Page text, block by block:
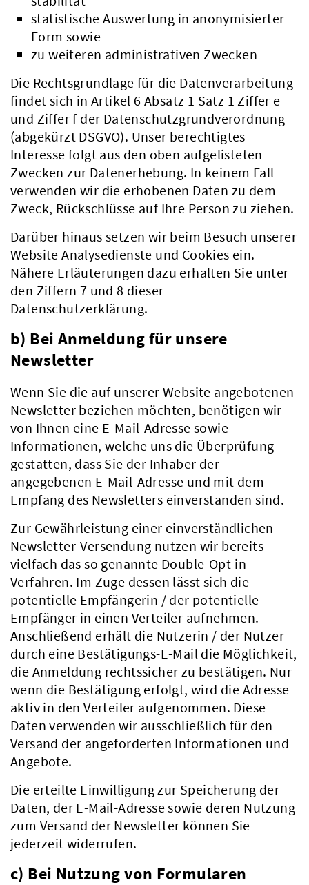
Aktuelles
statistische Auswertung in anonymisierter
Form sowie
zu weiteren administrativen Zwecken
Die Rechtsgrundlage für die Datenverarbeitung
findet sich in Artikel 6 Absatz 1 Satz 1 Ziffer e
und Ziffer f der Datenschutzgrundverordnung
(abgekürzt DSGVO). Unser berechtigtes
Interesse folgt aus den oben aufgelisteten
Zwecken zur Datenerhebung. In keinem Fall
verwenden wir die erhobenen Daten zu dem
Zweck, Rückschlüsse auf Ihre Person zu ziehen.
Darüber hinaus setzen wir beim Besuch unserer
Website Analysedienste und Cookies ein.
Nähere Erläuterungen dazu erhalten Sie unter
den Ziffern 7 und 8 dieser
Datenschutzerklärung.
b) Bei Anmeldung für unsere
Newsletter
Wenn Sie die auf unserer Website angebotenen
Newsletter beziehen möchten, benötigen wir
von Ihnen eine E-Mail-Adresse sowie
Informationen, welche uns die Überprüfung
gestatten, dass Sie der Inhaber der
angegebenen E-Mail-Adresse und mit dem
Empfang des Newsletters einverstanden sind.
Zur Gewährleistung einer einverständlichen
Newsletter-Versendung nutzen wir bereits
vielfach das so genannte Double-Opt-in-
Verfahren. Im Zuge dessen lässt sich die
potentielle Empfängerin / der potentielle
Empfänger in einen Verteiler aufnehmen.
Anschließend erhält die Nutzerin / der Nutzer
durch eine Bestätigungs-E-Mail die Möglichkeit,
die Anmeldung rechtssicher zu bestätigen. Nur
wenn die Bestätigung erfolgt, wird die Adresse
aktiv in den Verteiler aufgenommen. Diese
Daten verwenden wir ausschließlich für den
Versand der angeforderten Informationen und
Angebote.
Die erteilte Einwilligung zur Speicherung der
Daten, der E-Mail-Adresse sowie deren Nutzung
zum Versand der Newsletter können Sie
jederzeit widerrufen.
c) Bei Nutzung von Formularen